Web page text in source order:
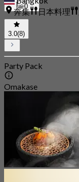
0
奔集
日本料理
3.0(8)
Party Pack
Omakase